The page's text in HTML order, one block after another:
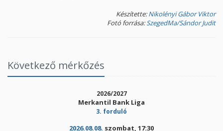
Készítette:Nikolényi Gábor Viktor
Fotó forrása:SzegedMa/Sándor Judit
Következő mérkőzés
2026/2027
Merkantil Bank Liga
3. forduló
2026.08.08. szombat, 17:30